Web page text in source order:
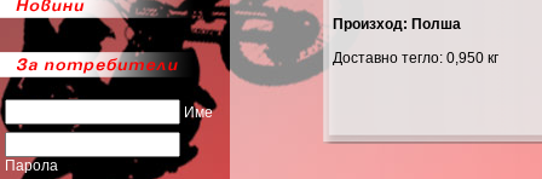
Име
Парола
Произход: Полша
Доставно тегло: 0,950 кг